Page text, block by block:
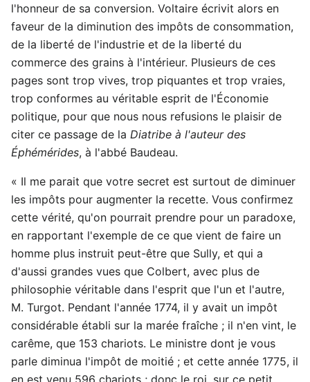
l'honneur de sa conversion. Voltaire écrivit alors en
faveur de la diminution des impôts de consommation,
de la liberté de l'industrie et de la liberté du
commerce des grains à l'intérieur. Plusieurs de ces
pages sont trop vives, trop piquantes et trop vraies,
trop conformes au véritable esprit de l'Économie
politique, pour que nous nous refusions le plaisir de
citer ce passage de la Diatribe à l'auteur des
Éphémérides, à l'abbé Baudeau.
« Il me parait que votre secret est surtout de diminuer
les impôts pour augmenter la recette. Vous confirmez
cette vérité, qu'on pourrait prendre pour un paradoxe,
en rapportant l'exemple de ce que vient de faire un
homme plus instruit peut-être que Sully, et qui a
d'aussi grandes vues que Colbert, avec plus de
philosophie véritable dans l'esprit que l'un et l'autre,
M. Turgot. Pendant l'année 1774, il y avait un impôt
considérable établi sur la marée fraîche ; il n'en vint, le
carême, que 153 chariots. Le ministre dont je vous
parle diminua l'impôt de moitié ; et cette année 1775, il
en est venu 596 chariots ; donc le roi, sur ce petit